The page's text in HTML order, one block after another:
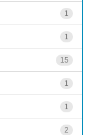
1
1
15
1
1
2